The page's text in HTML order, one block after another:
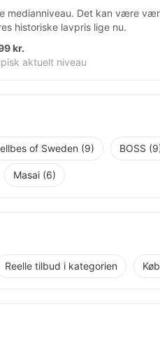
medianniveau. Det kan være
historiske lavpris lige nu.
kr.
aktuelt niveau
of Sweden (9) BOSS
Masai (6)
Reelle tilbud i kategorien